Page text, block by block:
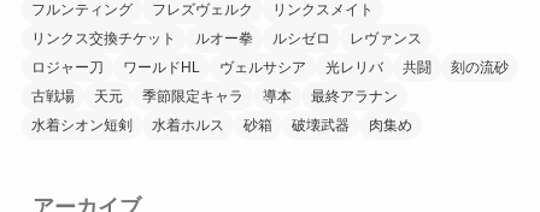
フルンティング
フレズヴェルク
リンクスメイト
リンクス交換チケット
ルオー拳 ルシゼロ
レヴァンス
ロジャー刀
ワールドHL ヴェルサシア 光レリバ 共闘
刻の流砂
古戦場
天元 季節限定キャラ 導本
最終アラナン
水着シオン短剣
水着ホルス 砂箱 破壊武器 肉集め
アーカイブ